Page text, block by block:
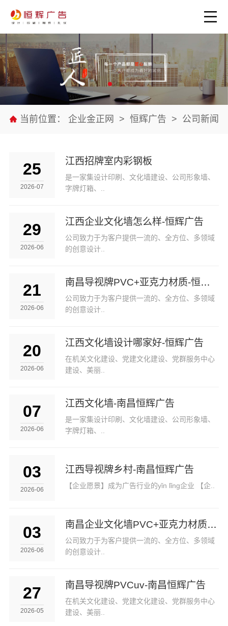
当前位置： 企业金正网 > 恒辉广告 > 公司新闻
25
2026-07
江西招牌室内彩钢板
是一家集设计印刷、文化墙建设、公司形象墙、
字牌灯箱、..
29
2026-06
江西企业文化墙怎么样-恒辉广告
公司致力于为客户提供一流的、全方位、多领域
的创意设计..
21
2026-06
南昌导视牌PVC+亚克力材质-恒辉广告
公司致力于为客户提供一流的、全方位、多领域
的创意设计..
20
2026-06
江西文化墙设计哪家好-恒辉广告
在机关文化建设、党建文化建设、党群服务中心
建设、美丽..
07
2026-06
江西文化墙-南昌恒辉广告
是一家集设计印刷、文化墙建设、公司形象墙、
字牌灯箱、..
03
2026-06
江西导视牌乡村-南昌恒辉广告
【企业愿景】成为广告行业的yǐn lǐng企业 【企..
03
2026-06
南昌企业文化墙PVC+亚克力材质-南昌恒辉广告
公司致力于为客户提供一流的、全方位、多领域
的创意设计..
27
2026-05
南昌导视牌PVCuv-南昌恒辉广告
在机关文化建设、党建文化建设、党群服务中心
建设、美丽..